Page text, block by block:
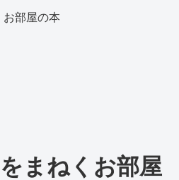
お部屋の本
まねくお部屋